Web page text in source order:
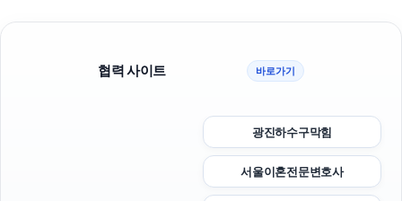
협력 사이트 바로가기
광진하수구막힘
서울이혼전문변호사